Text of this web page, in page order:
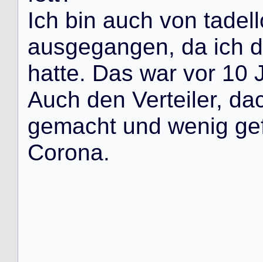
Ich bin auch von tadell
ausgegangen, da ich d
hatte. Das war vor 10
Auch den Verteiler, da
gemacht und wenig ge
Corona.